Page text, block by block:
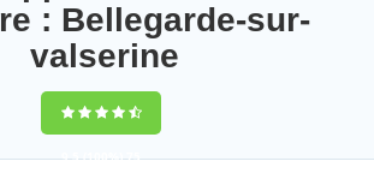
: Bellegarde-sur-
valserine
9,5(100%)75